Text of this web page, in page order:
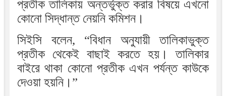
প্রতীক তালিকায় অন্তর্ভুক্ত করার বিষয়ে এখনো
কোনো সিদ্ধান্ত নেয়নি কমিশন।
সিইসি বলেন, “বিধান অনুযায়ী তালিকাভুক্ত
প্রতীক থেকেই বাছাই করতে হয়। তালিকার
বাইরে থাকা কোনো প্রতীক এখন পর্যন্ত কাউকে
দেওয়া হয়নি।”